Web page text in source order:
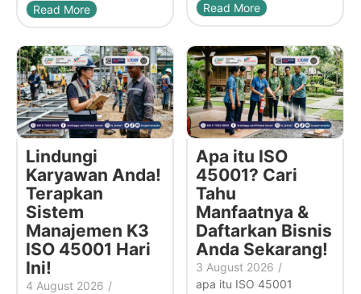
Read More
Read More
Lindungi
Karyawan Anda!
Terapkan
Sistem
Manajemen K3
ISO 45001 Hari
Ini!
4 August 2026 /
Apa itu ISO
45001? Cari
Tahu
Manfaatnya &
Daftarkan Bisnis
Anda Sekarang!
3 August 2026 /
apa itu ISO 45001